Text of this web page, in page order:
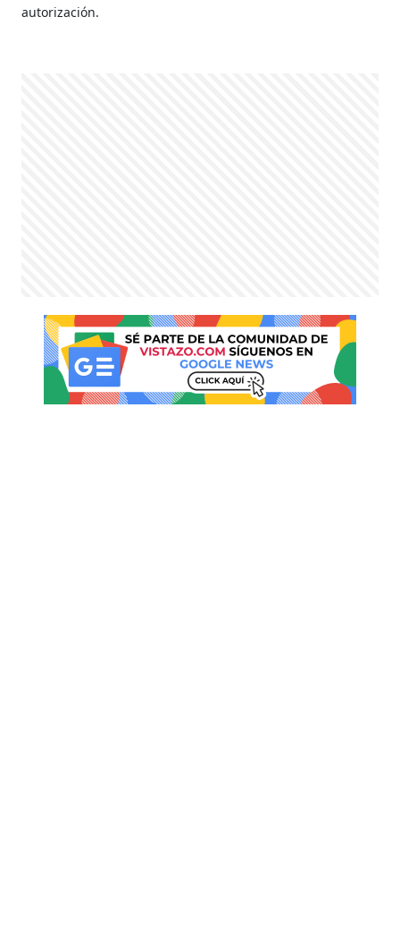
autorización.